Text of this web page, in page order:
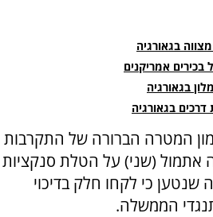
בגאורגיה
בכירים אמריקנים
בגאורגיה
בגאורגיה
המטרה הברורה של התקרבות
אתמול (שני) על הטלת סנקציות
שנטען כי לקחו חלק בדיכוי
הממשלה.